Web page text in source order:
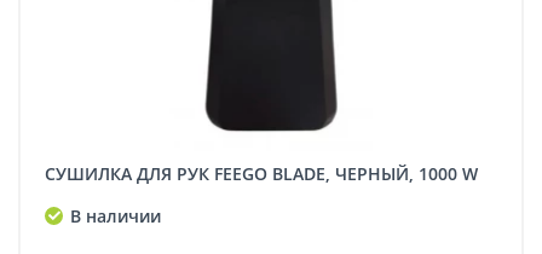
СУШИЛКА ДЛЯ РУК FEEGO BLADE, ЧЕРНЫЙ, 1000 W
В наличии